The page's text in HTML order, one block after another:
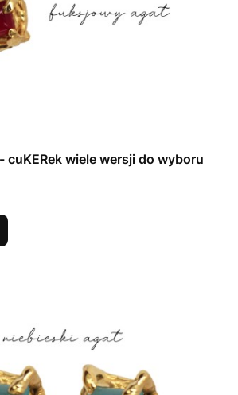
cuKERek wiele wersji do wyboru